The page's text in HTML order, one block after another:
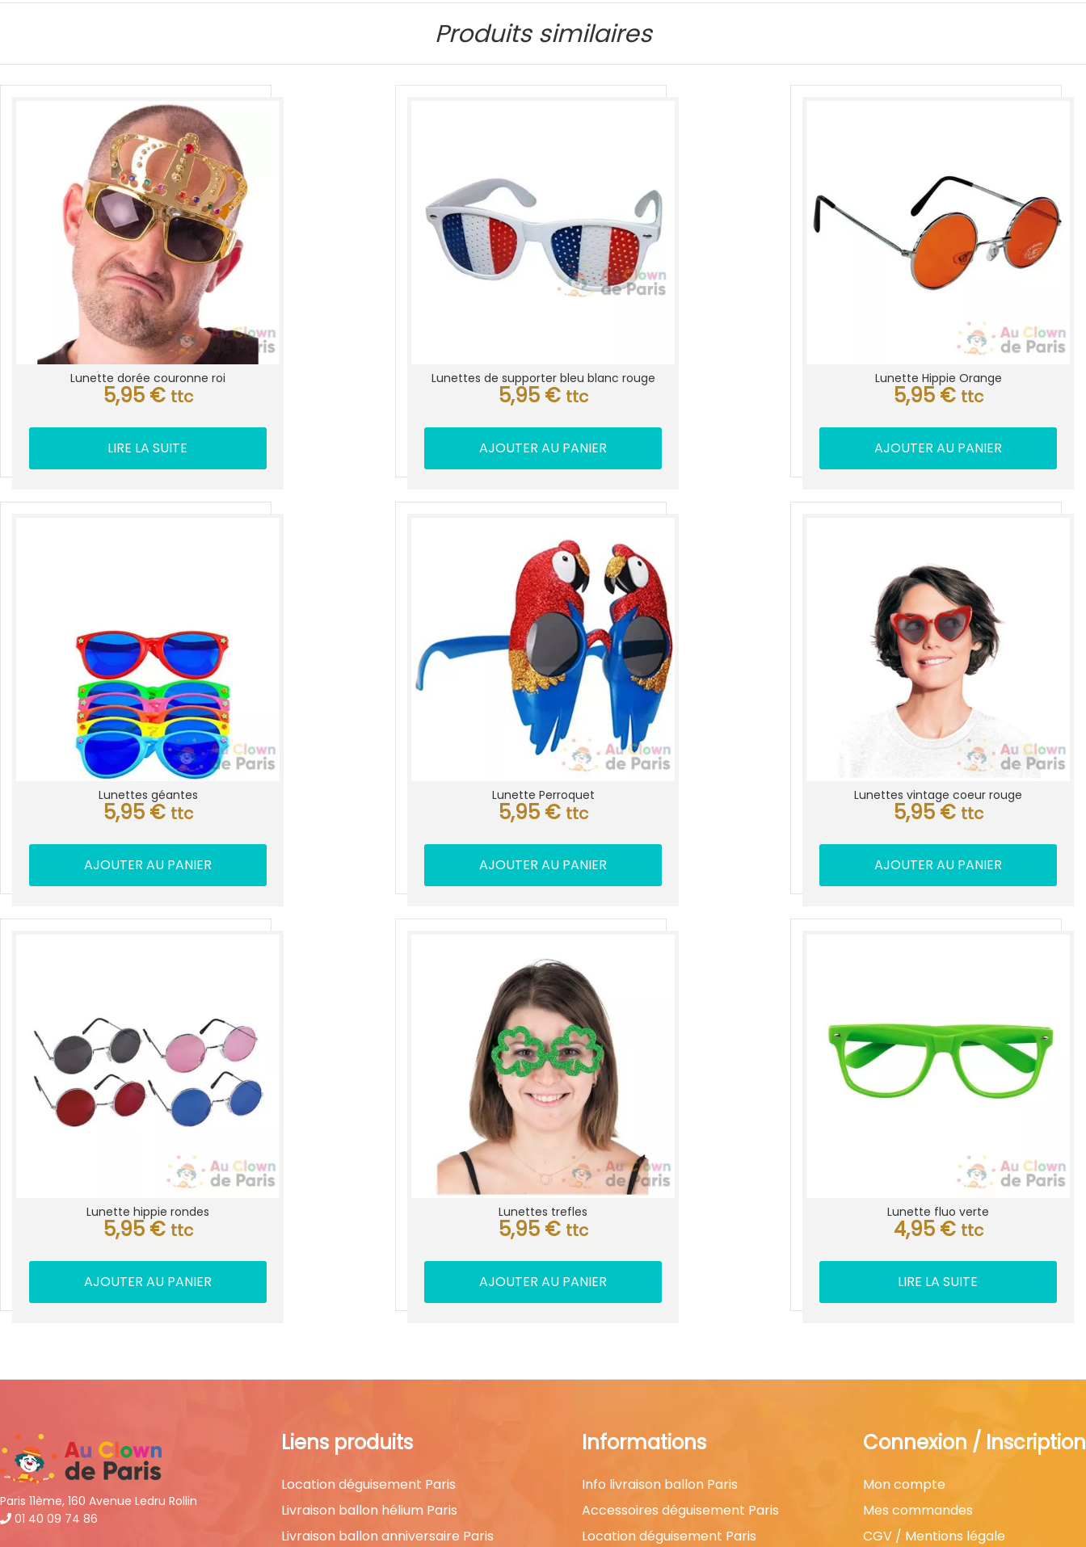
Produits similaires
Lunette dorée couronne roi
5,95 € ttc
LIRE LA SUITE
Lunettes de supporter bleu blanc rouge
5,95 € ttc
AJOUTER AU PANIER
Lunette Hippie Orange
5,95 € ttc
AJOUTER AU PANIER
Lunettes géantes
5,95 € ttc
AJOUTER AU PANIER
Lunette Perroquet
5,95 € ttc
AJOUTER AU PANIER
Lunettes vintage coeur rouge
5,95 € ttc
AJOUTER AU PANIER
Lunette hippie rondes
5,95 € ttc
AJOUTER AU PANIER
Lunettes trefles
5,95 € ttc
AJOUTER AU PANIER
Lunette fluo verte
4,95 € ttc
LIRE LA SUITE
Paris 11ème, 160 Avenue Ledru Rollin
01 40 09 74 86
Liens produits
Location déguisement Paris
Livraison ballon hélium Paris
Livraison ballon anniversaire Paris
Informations
Info livraison ballon Paris
Accessoires déguisement Paris
Location déguisement Paris
Connexion / Inscription
Mon compte
Mes commandes
CGV / Mentions légale